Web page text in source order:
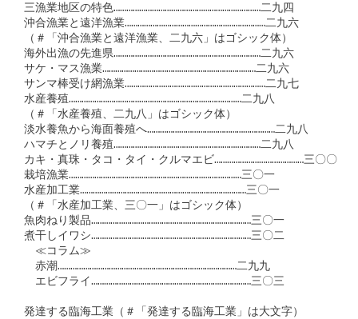
三漁業地区の特色……………………………………………………………二九四
沖合漁業と遠洋漁業…………………………………………………………二九六
（＃「沖合漁業と遠洋漁業、二九六」はゴシック体）
海外出漁の先進県……………………………………………………………二九六
サケ・マス漁業………………………………………………………………二九六
サンマ棒受け網漁業…………………………………………………………二九七
水産養殖………………………………………………………………………二九八
（＃「水産養殖、二九八」はゴシック体）
淡水養魚から海面養殖へ……………………………………………………二九八
ハマチとノリ養殖……………………………………………………………二九八
カキ・真珠・タコ・タイ・クルマエビ……………………………………三〇〇
栽培漁業………………………………………………………………………三〇一
水産加工業……………………………………………………………………三〇一
（＃「水産加工業、三〇一」はゴシック体）
魚肉ねり製品…………………………………………………………………三〇一
煮干しイワシ…………………………………………………………………三〇二
≪コラム≫
赤潮…………………………………………………………………………二九九
エビフライ…………………………………………………………………三〇三
発達する臨海工業（＃「発達する臨海工業」は大文字）